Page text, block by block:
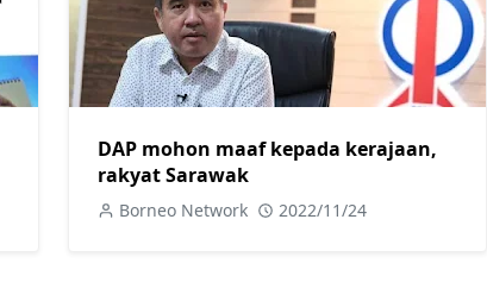
DAP mohon maaf kepada kerajaan,
rakyat Sarawak
Borneo Network 2022/11/24